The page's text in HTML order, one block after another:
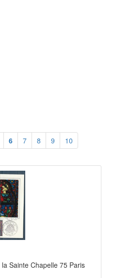
6 7 8 9 10
Sainte Chapelle 75 Paris